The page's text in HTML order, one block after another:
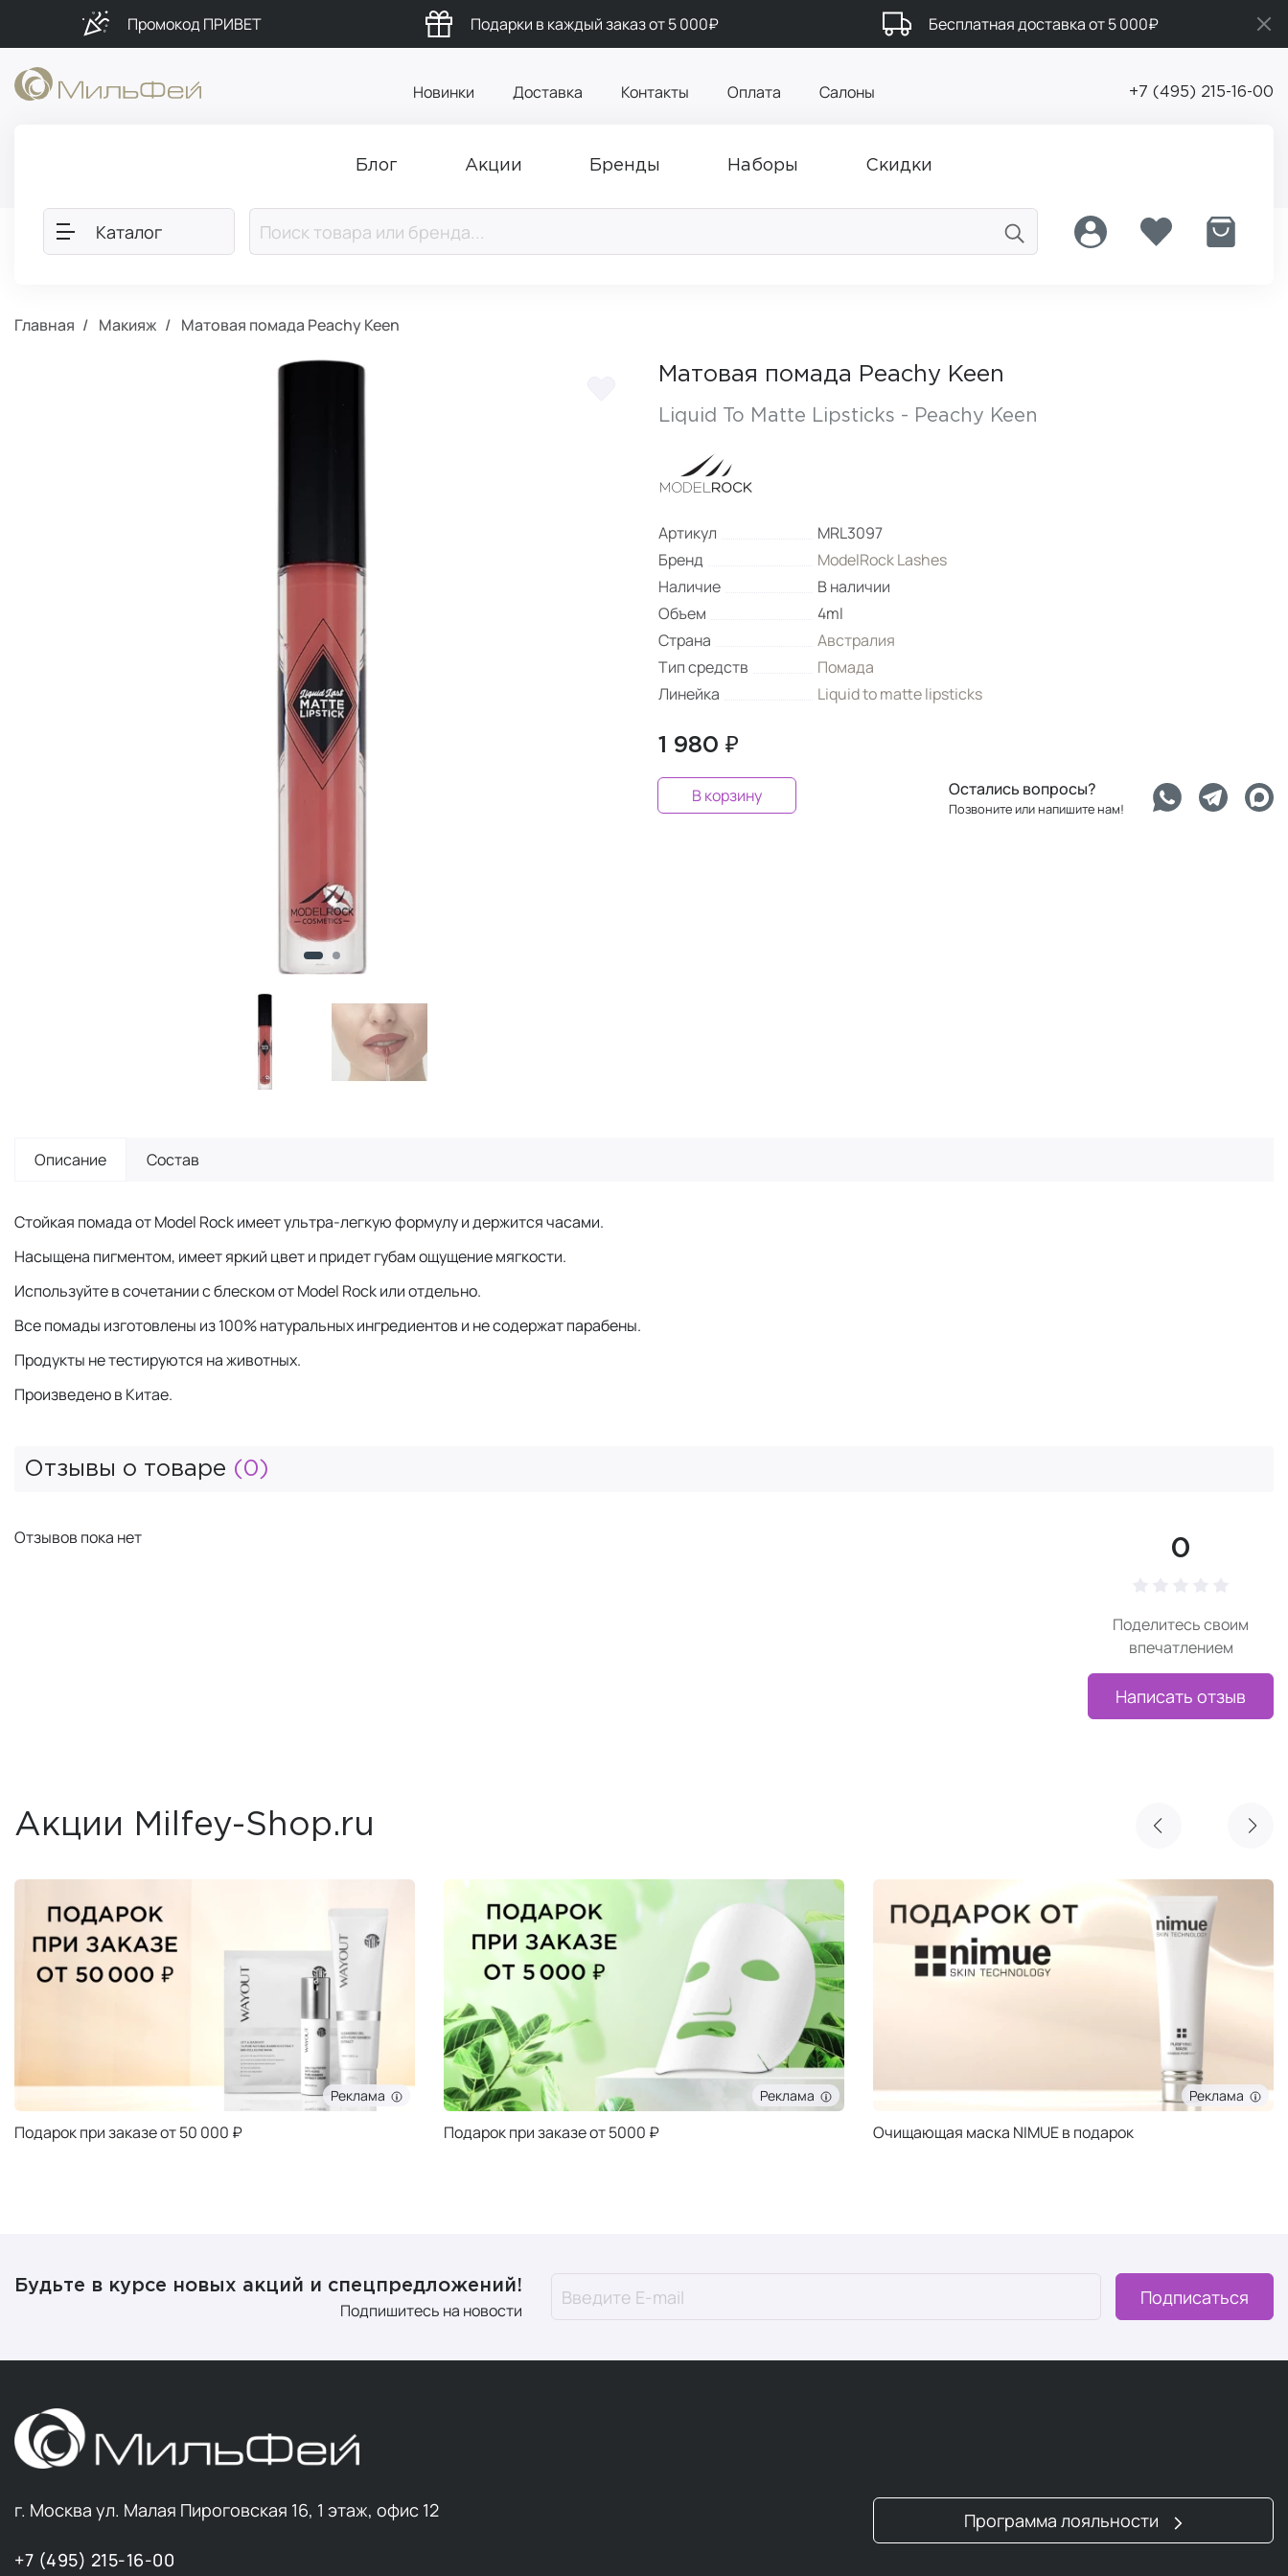
Промокод ПРИВЕТ Подарки в каждый заказ от 5 000₽ Бесплатная доставка от 5 000₽
Новинки Доставка Контакты Оплата Салоны +7 (495) 215-16-00
Блог Акции Бренды Наборы Скидки
Каталог
Главная Макияж Матовая помада Peachy Keen
Матовая помада Peachy Keen
Liquid To Matte Lipsticks - Peachy Keen
Артикул
MRL3097
Бренд
ModelRock Lashes
Наличие
В наличии
Объем
4ml
Страна
Австралия
Тип средств
Помада
Линейка
Liquid to matte lipsticks
1 980 ₽
В корзину Остались вопросы?
Позвоните или напишите нам!
Описание Состав
Стойкая помада от Model Rock имеет ультра-легкую формулу и держится часами.
Насыщена пигментом, имеет яркий цвет и придет губам ощущение мягкости.
Используйте в сочетании с блеском от Model Rock или отдельно.
Все помады изготовлены из 100% натуральных ингредиентов и не содержат парабены.
Продукты не тестируются на животных.
Произведено в Китае.
Отзывы о товаре (0)
0
Поделитесь своим
впечатлением
Написать отзыв
Отзывов пока нет
Акции Milfey-Shop.ru
Реклама
Подарок при заказе от 50 000 ₽
Реклама
Подарок при заказе от 5000 ₽
Реклама
Очищающая маска NIMUE в подарок
Будьте в курсе новых акций и спецпредложений!
Подпишитесь на новости
Подписаться
г. Москва ул. Малая Пироговская 16, 1 этаж, офис 12
+7 (495) 215-16-00
Программа лояльности